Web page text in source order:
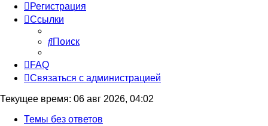
Регистрация
Ссылки
Поиск
FAQ
Связаться с администрацией
Текущее время: 06 авг 2026, 04:02
Темы без ответов